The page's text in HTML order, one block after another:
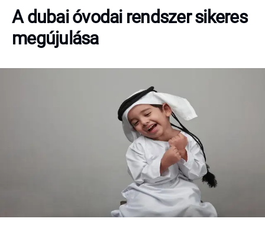
A dubai óvodai rendszer sikeres
megújulása